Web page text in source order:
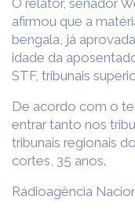
O relator, senador
afirmou que a
bengala, já
idade da
STF, tribunais
De acordo com o
entrar tanto nos
tribunais regionais
cortes, 35 anos.
Rádioagência